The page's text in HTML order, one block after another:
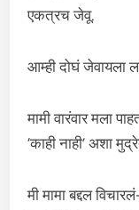
एकत्रच जेवू.
आम्ही दोघं जेवायला
मामी वारंवार मला
‘काही नाही’ अशा
मी मामा बद्दल